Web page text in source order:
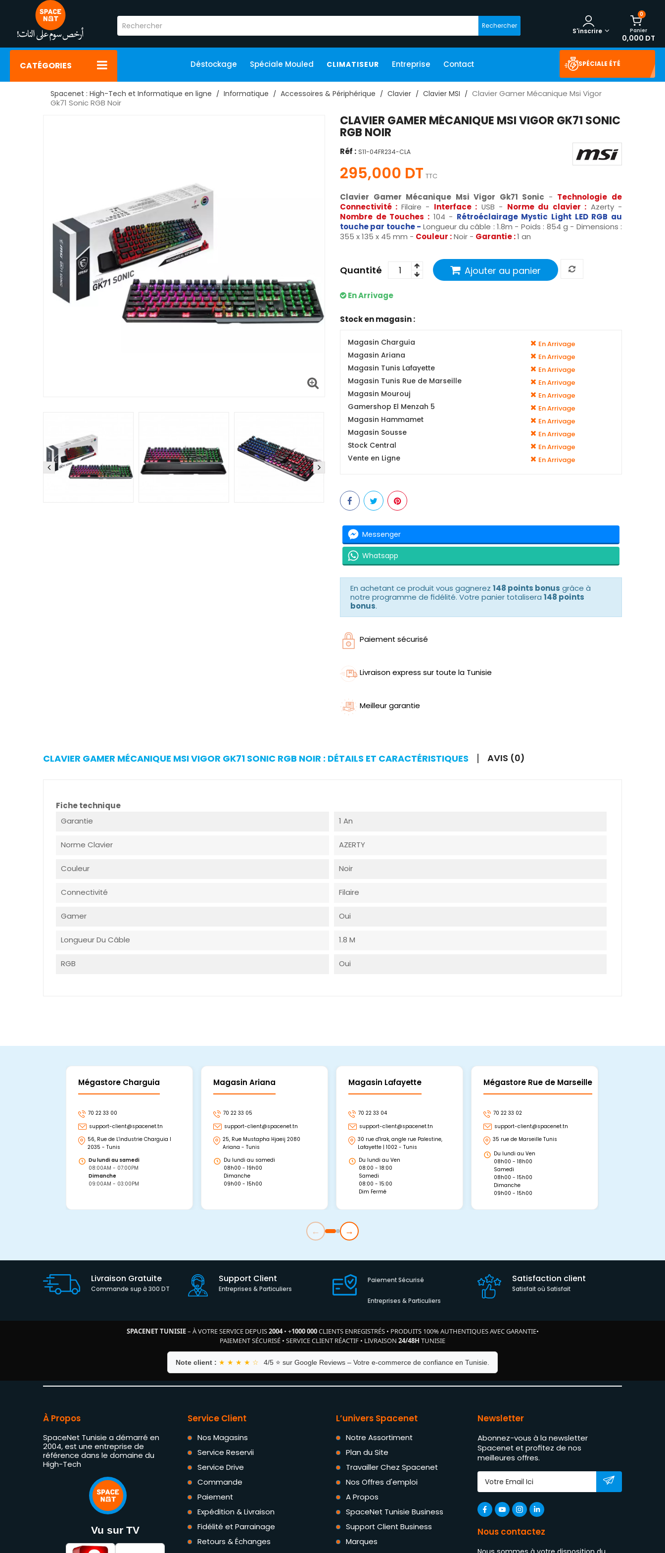
Rechercher
0
Panier
0,000 DT
S'inscrire
CATÉGORIES Déstockage Spéciale Mouled CLIMATISEUR Entreprise Contact SPÉCIALE ÉTÉ
Spacenet : High-Tech et Informatique en ligne Informatique Accessoires & Périphérique Clavier Clavier MSI
Clavier Gamer Mécanique Msi Vigor
Gk71 Sonic RGB Noir
CLAVIER GAMER MÉCANIQUE MSI VIGOR GK71 SONIC
RGB NOIR
Réf : S11-04FR234-CLA
295,000 DT TTC
Clavier Gamer Mécanique Msi Vigor Gk71 Sonic - Technologie de
Connectivité : Filaire - Interface : USB - Norme du clavier : Azerty -
Nombre de Touches :104 - Rétroéclairage Mystic Light LED RGB au
touche par touche - Longueur du câble : 1.8m - Poids : 854 g - Dimensions :
355 x 135 x 45 mm - Couleur :Noir - Garantie :1 an
Quantité Ajouter au panier
En Arrivage
Stock en magasin :
Magasin Charguia En Arrivage
Magasin Ariana En Arrivage
Magasin Tunis Lafayette En Arrivage
Magasin Tunis Rue de Marseille En Arrivage
Magasin Mourouj En Arrivage
Gamershop El Menzah 5 En Arrivage
Magasin Hammamet En Arrivage
Magasin Sousse En Arrivage
Stock Central En Arrivage
Vente en Ligne En Arrivage
Messenger
Whatsapp
En achetant ce produit vous gagnerez 148 points bonus grâce à
notre programme de fidélité. Votre panier totalisera 148 points
bonus.
Paiement sécurisé
Livraison express sur toute la Tunisie
Meilleur garantie
CLAVIER GAMER MÉCANIQUE MSI VIGOR GK71 SONIC RGB NOIR : DÉTAILS ET CARACTÉRISTIQUES AVIS (0)
Fiche technique
Garantie
1 An
Norme Clavier AZERTY
Couleur Noir
Connectivité Filaire
Gamer Oui
Longueur Du Câble 1.8 M
RGB Oui
Mégastore Charguia
70 22 33 00
support-client@spacenet.tn
56, Rue de L'industrie Charguia I
2035 - Tunis
Du lundi au samedi
08:00AM - 07:00PM
Dimanche
09:00AM - 03:00PM
Magasin Ariana
70 22 33 05
support-client@spacenet.tn
25, Rue Mustapha Hjaeij 2080
Ariana - Tunis
Du lundi au samedi
08h00 - 19h00
Dimanche
09h00 - 15h00
Magasin Lafayette
70 22 33 04
support-client@spacenet.tn
30 rue d'Irak, angle rue Palestine,
Lafayette | 1002 - Tunis
Du lundi au Ven
08:00 - 18:00
Samedi
08:00 - 15:00
Dim Fermé
Mégastore Rue de Marseille
70 22 33 02
support-client@spacenet.tn
35 rue de Marseille Tunis
Du lundi au Ven
08h00 - 18h00
Samedi
08h00 - 15h00
Dimanche
09h00 - 15h00
← →
Livraison Gratuite
Commande sup à 300 DT
Support Client
Entreprises & Particuliers
Paiement Sécurisé
Entreprises & Particuliers
Satisfaction client
Satisfait où Satisfait
SPACENET TUNISIE– À VOTRE SERVICE DEPUIS2004• +1000 000CLIENTS ENREGISTRÉS• PRODUITS 100% AUTHENTIQUES AVEC GARANTIE•
PAIEMENT SÉCURISÉ • SERVICE CLIENT RÉACTIF • LIVRAISON 24/48H TUNISIE
Note client : ★ ★ ★ ★ ☆ 4/5 ⭐ sur Google Reviews – Votre e-commerce de confiance en Tunisie.
À Propos
SpaceNet Tunisie a démarré en
2004, est une entreprise de
référence dans le domaine du
High-Tech
Vu sur TV
Service Client
Nos Magasins
Service Reservii
Service Drive
Commande
Paiement
Expédition & Livraison
Fidélité et Parrainage
Retours & Échanges
L’univers Spacenet
Notre Assortiment
Plan du Site
Travailler Chez Spacenet
Nos Offres d'emploi
A Propos
SpaceNet Tunisie Business
Support Client Business
Marques
Newsletter
Abonnez-vous à la newsletter
Spacenet et profitez de nos
meilleures offres.
Nous contactez